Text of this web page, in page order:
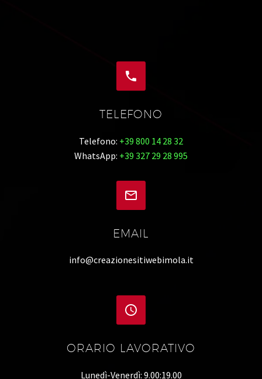


TELEFONO
Telefono: +39 800 14 28 32
WhatsApp: +39 327 29 28 995


EMAIL
info@creazionesitiwebimola.it


ORARIO LAVORATIVO
Lunedì-Venerdì: 9.00:19.00